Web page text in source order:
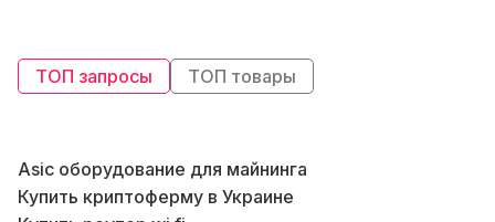
ТОП запросы ТОП товары
Asic оборудование для майнинга
Купить криптоферму в Украине